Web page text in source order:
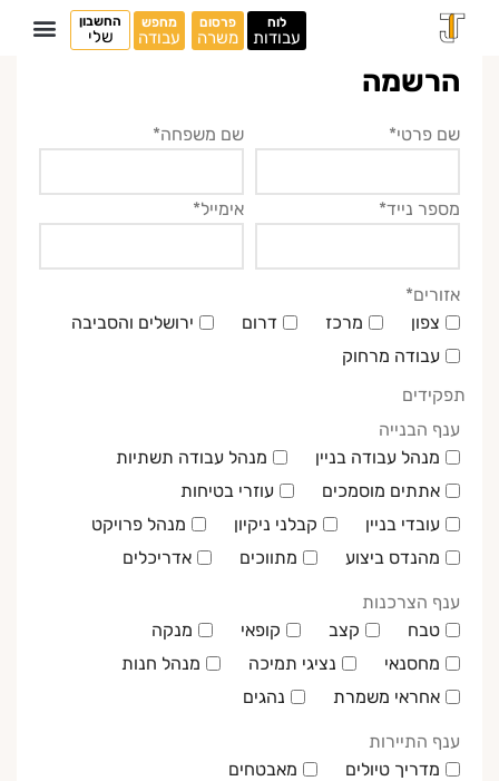
לוח
עבודות
פרסום
משרה
מחפש
עבודה
החשבון
שלי
הרשמה
שם פרטי* שם משפחה*
מספר נייד* אימייל*
אזורים*
צפון
מרכז דרום
ירושלים והסביבה
עבודה מרחוק
תפקידים
ענף הבנייה
מנהל עבודה בניין
מנהל עבודה תשתיות
אתתים מוסמכים
עוזרי בטיחות
עובדי בניין
קבלני ניקיון
מנהל פרויקט
מהנדס ביצוע
מתווכים אדריכלים
ענף הצרכנות
טבח
קצב קופאי
מנקה
מחסנאי
נציגי תמיכה
מנהל חנות
אחראי משמרת
נהגים
ענף התיירות
מדריך טיולים
מאבטחים